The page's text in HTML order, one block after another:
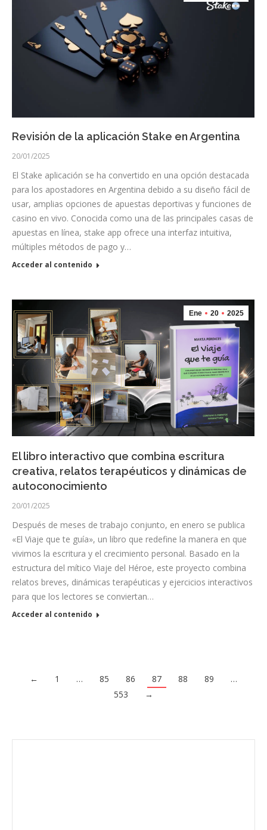
Revisión de la aplicación Stake en Argentina
20/01/2025
El Stake aplicación se ha convertido en una opción destacada
para los apostadores en Argentina debido a su diseño fácil de
usar, amplias opciones de apuestas deportivas y funciones de
casino en vivo. Conocida como una de las principales casas de
apuestas en línea, stake app ofrece una interfaz intuitiva,
múltiples métodos de pago y…
Acceder al contenido
Ene 20 2025
El libro interactivo que combina escritura
creativa, relatos terapéuticos y dinámicas de
autoconocimiento
20/01/2025
Después de meses de trabajo conjunto, en enero se publica
«El Viaje que te guía», un libro que redefine la manera en que
vivimos la escritura y el crecimiento personal. Basado en la
estructura del mítico Viaje del Héroe, este proyecto combina
relatos breves, dinámicas terapéuticas y ejercicios interactivos
para que los lectores se conviertan…
Acceder al contenido
← 1 … 85 86 87 88 89
…
553
→